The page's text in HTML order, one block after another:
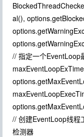
al(),
// 指定一个EventLoop
// 创建EventLoop线程
检测器